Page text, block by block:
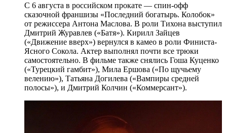
С 6 августа в российском прокате — спин-офф
сказочной франшизы «Последний богатырь. Колобок»
от режиссера Антона Маслова. В роли Тихона выступил
Дмитрий Журавлев («Батя»). Кирилл Зайцев
(«Движение вверх») вернулся в камео в роли Финиста-
Ясного Сокола. Актер выполнял почти все трюки
самостоятельно. В фильме также снялись Гоша Куценко
(«Турецкий гамбит»), Мила Ершова («По щучьему
велению»), Татьяна Догилева («Вампиры средней
полосы»), и Дмитрий Колчин («Коммерсант»).